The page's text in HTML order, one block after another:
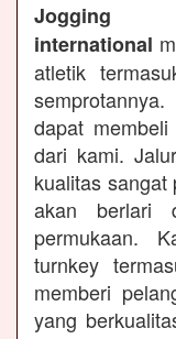
international
atletik
dapat
dari kami.
kualitas
akan berlari
permukaan.
turnkey
memberi
yang